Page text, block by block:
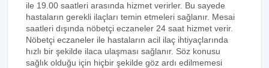
ile 19.00 saatleri arasında hizmet verirler. Bu sayede
hastaların gerekli ilaçları temin etmeleri sağlanır. Mesai
saatleri dışında nöbetçi eczaneler 24 saat hizmet verir.
Nöbetçi eczaneler ile hastaların acil ilaç ihtiyaçlarında
hızlı bir şekilde ilaca ulaşması sağlanır. Söz konusu
sağlık olduğu için hiçbir şekilde göz ardı edilmemesi